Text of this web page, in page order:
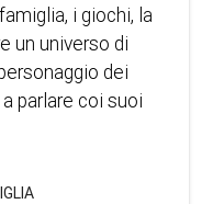
i giochi, la
un universo di
dei
parlare coi suoi